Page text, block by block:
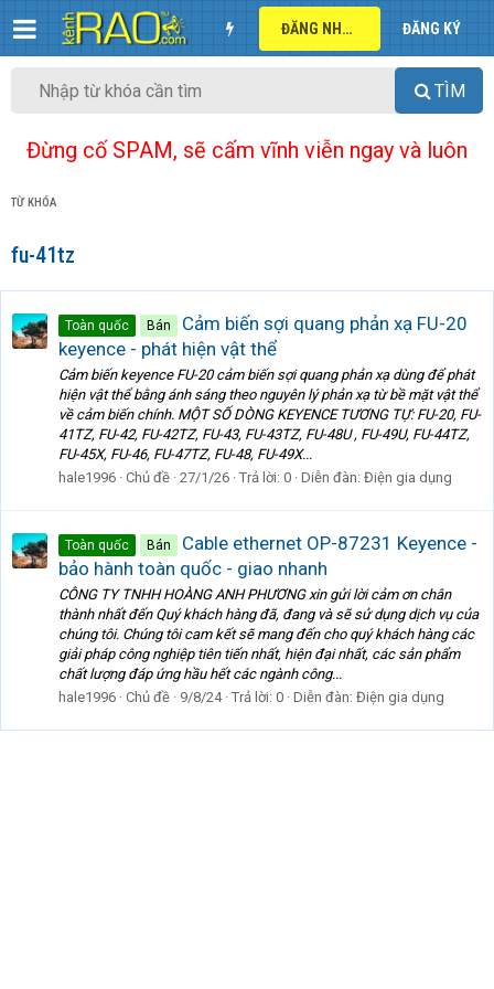
ĐĂNG NHẬP ĐĂNG KÝ
TÌM
Đừng cố SPAM, sẽ cấm vĩnh viễn ngay và luôn
TỪ KHÓA
fu-41tz
Toàn quốc Bán
Cảm biến sợi quang phản xạ FU-20
keyence - phát hiện vật thể
Cảm biến keyence FU-20 cảm biến sợi quang phản xạ dùng để phát
hiện vật thể bằng ánh sáng theo nguyên lý phản xạ từ bề mặt vật thể
về cảm biến chính. MỘT SỐ DÒNG KEYENCE TƯƠNG TỰ: FU-20, FU-
41TZ, FU-42, FU-42TZ, FU-43, FU-43TZ, FU-48U , FU-49U, FU-44TZ,
FU-45X, FU-46, FU-47TZ, FU-48, FU-49X...
hale1996 Chủ đề 27/1/26 Trả lời: 0 Diễn đàn: Điện gia dụng
Toàn quốc Bán
Cable ethernet OP-87231 Keyence -
bảo hành toàn quốc - giao nhanh
CÔNG TY TNHH HOÀNG ANH PHƯƠNG xin gửi lời cảm ơn chân
thành nhất đến Quý khách hàng đã, đang và sẽ sử dụng dịch vụ của
chúng tôi. Chúng tôi cam kết sẽ mang đến cho quý khách hàng các
giải pháp công nghiệp tiên tiến nhất, hiện đại nhất, các sản phẩm
chất lượng đáp ứng hầu hết các ngành công...
hale1996 Chủ đề 9/8/24 Trả lời: 0 Diễn đàn: Điện gia dụng